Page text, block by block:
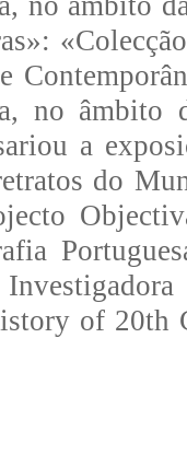
no âmbito
a
do
of 20th